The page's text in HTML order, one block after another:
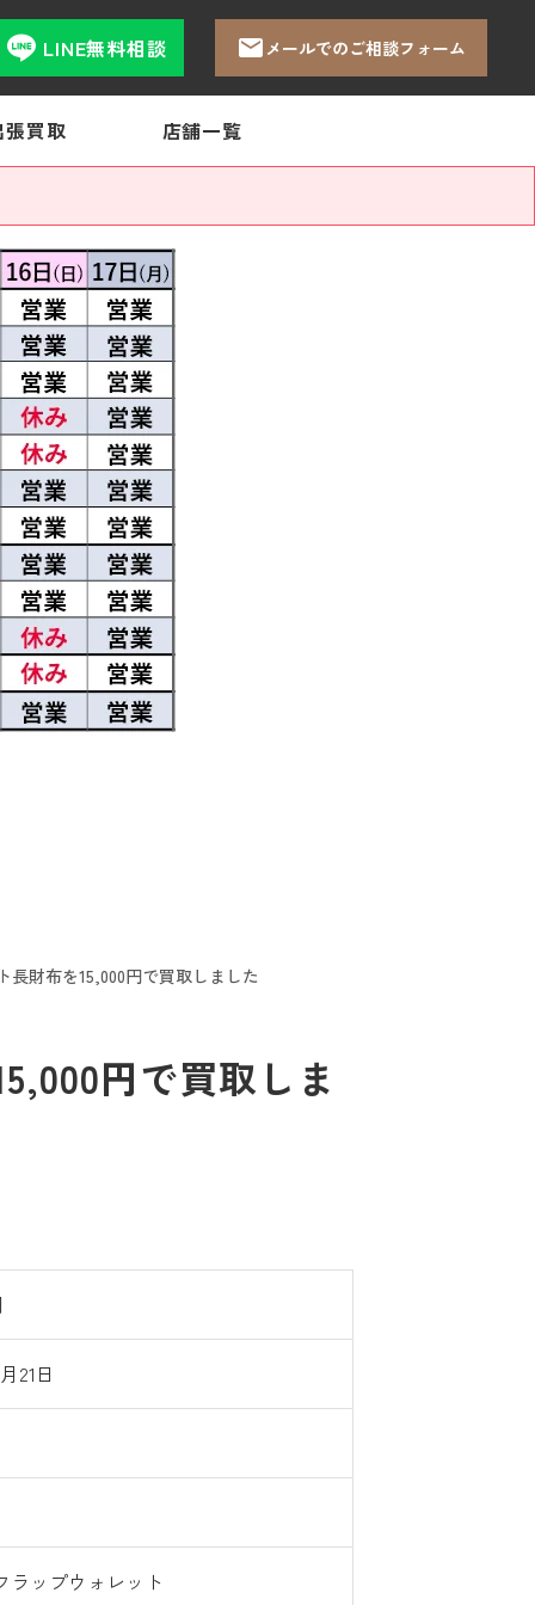
LINE無料相談 メールでのご相談フォーム
張買取 店舗一覧
長財布を15,000円で買取しました
円で買取しま
21日
ラップウォレット